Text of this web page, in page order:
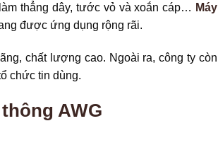
thẳng dây, tước vỏ và xoắn cáp… Máy
được ứng dụng rộng rãi.
chất lượng cao. Ngoài ra, công ty còn
chức tin dùng.
AWG